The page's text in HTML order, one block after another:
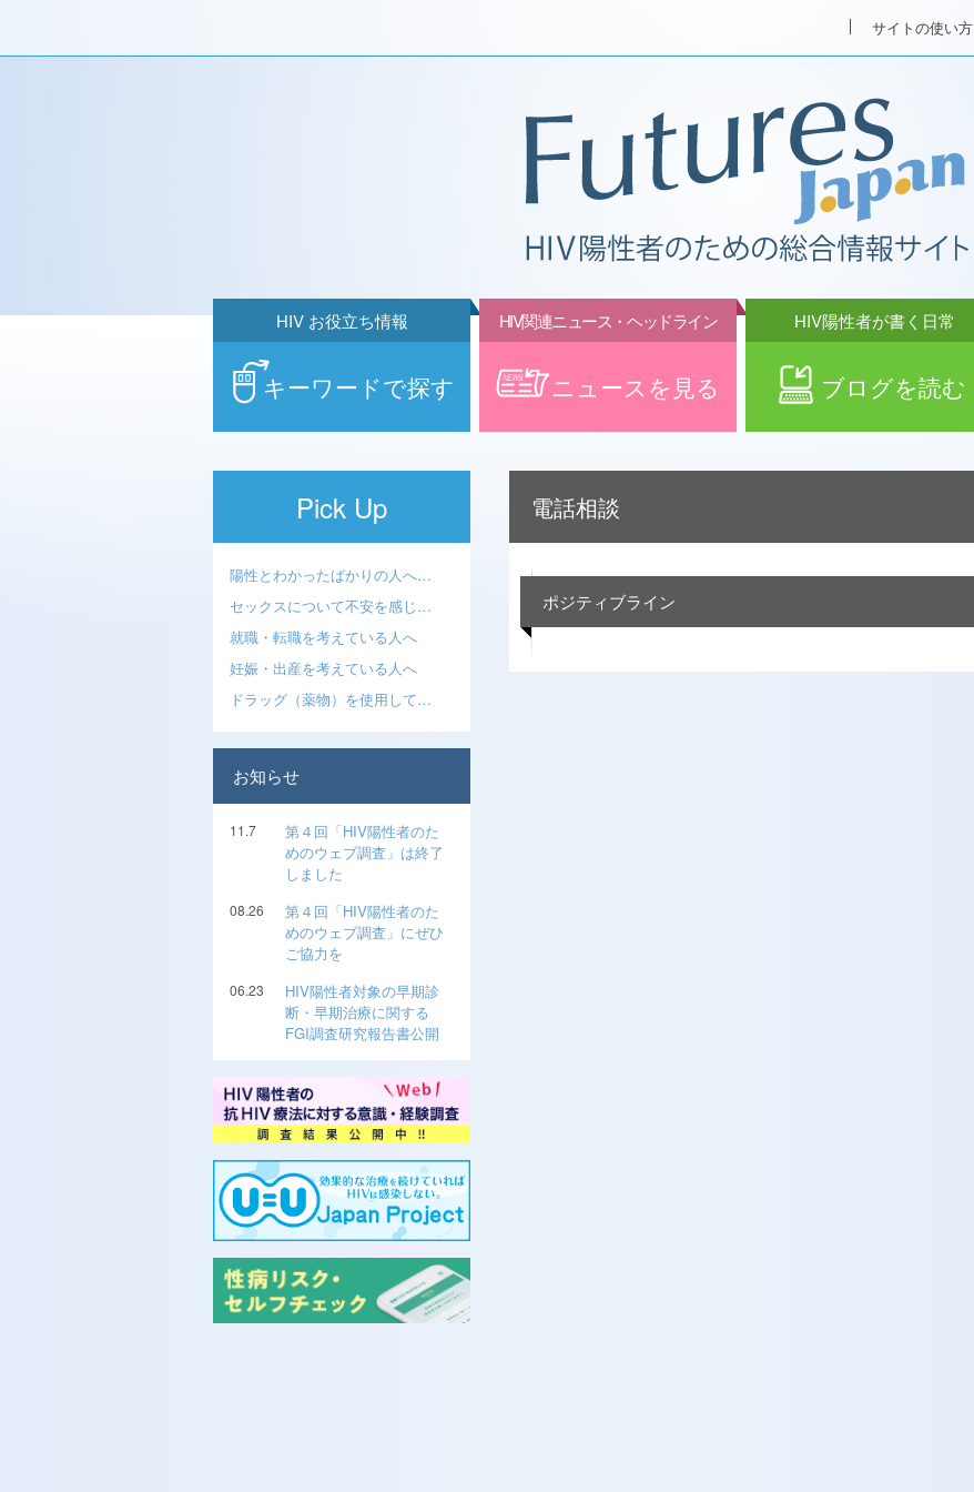
サイトの使い方
キーワードで探す
HIV お役立ち情報
ニュースを見る
HIV関連ニュース・ヘッドライン
ブログを読む
HIV陽性者が書く日常
電話相談
ポジティブライン
Pick Up
陽性とわかったばかりの人へ…
セックスについて不安を感じ…
就職・転職を考えている人へ
妊娠・出産を考えている人へ
ドラッグ（薬物）を使用して…
お知らせ
11.7
第４回「HIV陽性者のた
めのウェブ調査」は終了
しました
08.26
第４回「HIV陽性者のた
めのウェブ調査」にぜひ
ご協力を
06.23
HIV陽性者対象の早期診
断・早期治療に関する
FGI調査研究報告書公開